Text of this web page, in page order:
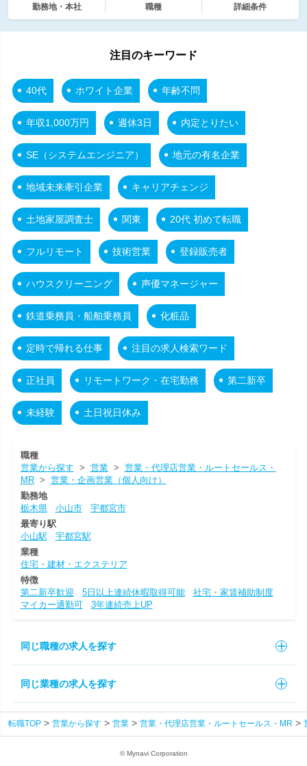
勤務地・本社 職種 詳細条件
注目のキーワード
40代 ホワイト企業 年齢不問
年収1,000万円 週休3日 内定とりたい
SE（システムエンジニア） 地元の有名企業
地域未来牽引企業 キャリアチェンジ
土地家屋調査士 関東 20代 初めて転職
フルリモート 技術営業 登録販売者
ハウスクリーニング 声優マネージャー
鉄道乗務員・船舶乗務員 化粧品
定時で帰れる仕事 注目の求人検索ワード
正社員 リモートワーク・在宅勤務 第二新卒
未経験 土日祝日休み
職種
営業から探す > 営業> 営業・代理店営業・ルートセールス・
MR> 営業・企画営業（個人向け）
勤務地
栃木県
小山市
宇都宮市
最寄り駅
小山駅
宇都宮駅
業種
住宅・建材・エクステリア
特徴
第二新卒歓迎
5日以上連続休暇取得可能
社宅・家賃補助制度
マイカー通勤可
3年連続売上UP
同じ職種の求人を探す
同じ業種の求人を探す
転職TOP 営業から探す 営業 営業・代理店営業・ルートセールス・MR
© Mynavi Corporation